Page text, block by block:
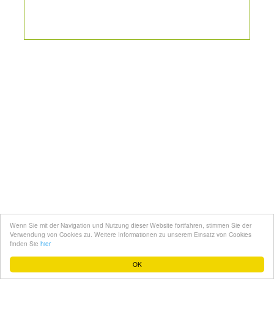
OK
Wenn Sie mit der Navigation und Nutzung dieser Website fortfahren, stimmen Sie der
Verwendung von Cookies zu. Weitere Informationen zu unserem Einsatz von Cookies
finden Sie hier
Topfgucker werden
Über uns
Datenschutz